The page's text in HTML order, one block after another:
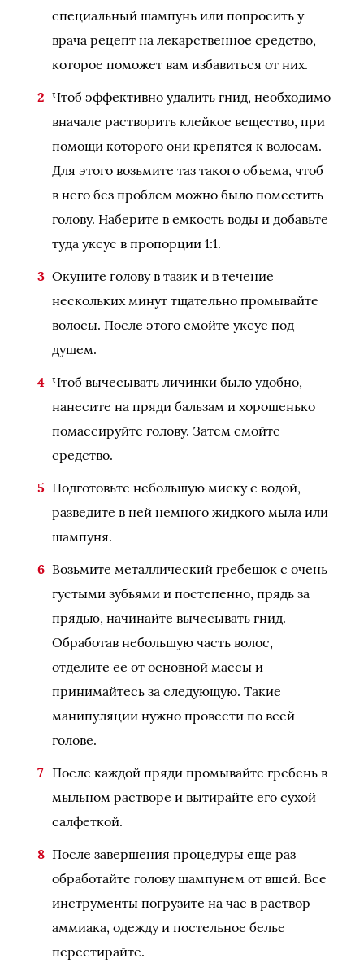
специальный шампунь или попросить у
врача рецепт на лекарственное средство,
которое поможет вам избавиться от них.
Чтоб эффективно удалить гнид, необходимо
вначале растворить клейкое вещество, при
помощи которого они крепятся к волосам.
Для этого возьмите таз такого объема, чтоб
в него без проблем можно было поместить
голову. Наберите в емкость воды и добавьте
туда уксус в пропорции 1:1.
Окуните голову в тазик и в течение
нескольких минут тщательно промывайте
волосы. После этого смойте уксус под
душем.
Чтоб вычесывать личинки было удобно,
нанесите на пряди бальзам и хорошенько
помассируйте голову. Затем смойте
средство.
Подготовьте небольшую миску с водой,
разведите в ней немного жидкого мыла или
шампуня.
Возьмите металлический гребешок с очень
густыми зубьями и постепенно, прядь за
прядью, начинайте вычесывать гнид.
Обработав небольшую часть волос,
отделите ее от основной массы и
принимайтесь за следующую. Такие
манипуляции нужно провести по всей
голове.
После каждой пряди промывайте гребень в
мыльном растворе и вытирайте его сухой
салфеткой.
После завершения процедуры еще раз
обработайте голову шампунем от вшей. Все
инструменты погрузите на час в раствор
аммиака, одежду и постельное белье
перестирайте.